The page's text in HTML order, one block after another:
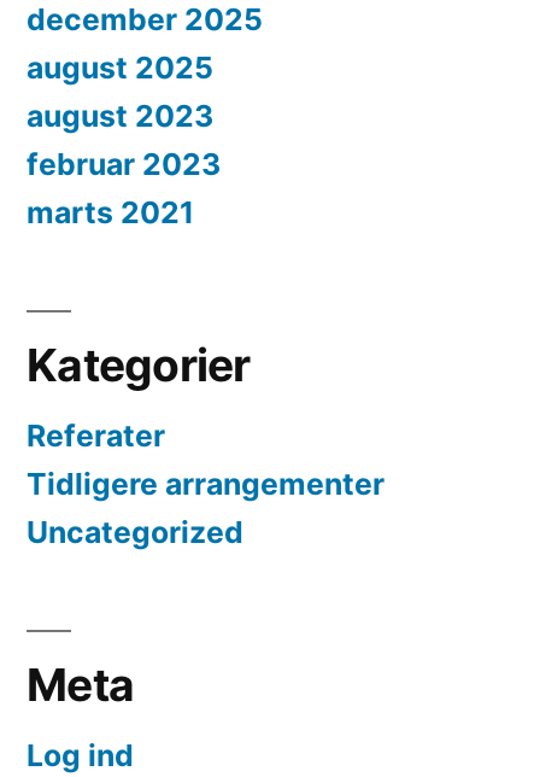
december 2025
august 2025
august 2023
februar 2023
marts 2021
Kategorier
Referater
Tidligere arrangementer
Uncategorized
Meta
Log ind